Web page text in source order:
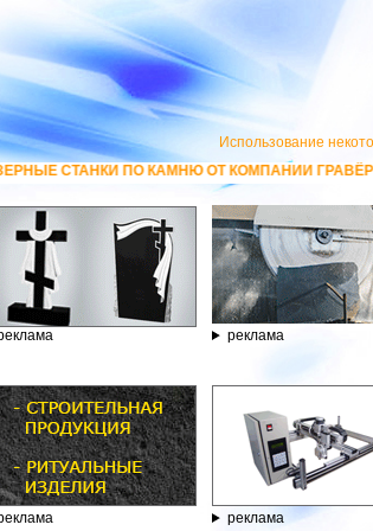
Использование
ОТ КОМПАНИИ ГРАВЁР - ТЕЛЕФОН 8.800.77-
реклама
реклама